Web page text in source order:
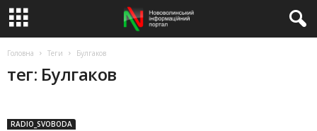
Головна Теги Булгаков
тег: Булгаков
RADIO_SVOBODA